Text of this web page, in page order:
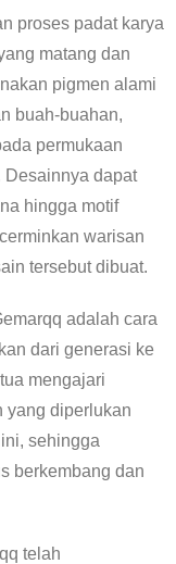
proses padat karya
matang dan
pigmen alami
buah-buahan,
permukaan
Desainnya dapat
hingga motif
warisan
tersebut dibuat.
adalah cara
dari generasi ke
mengajari
yang diperlukan
sehingga
berkembang dan
telah